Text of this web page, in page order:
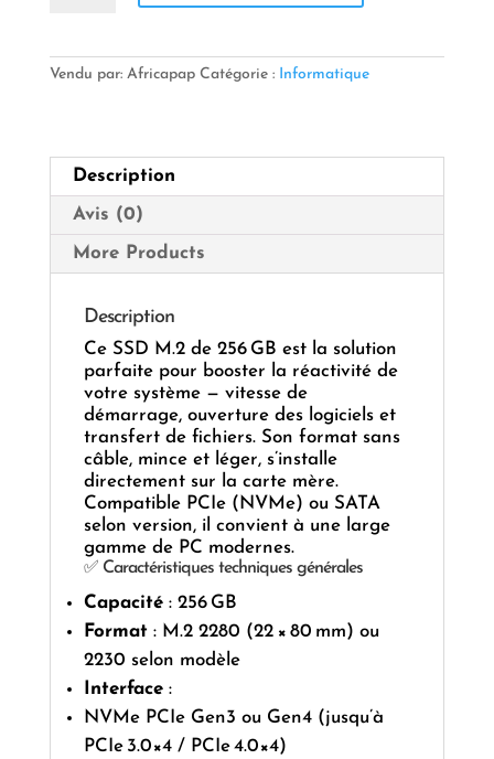
256 GB
&
durable
Vendu par: Africapap Catégorie : Informatique
Description
Avis (0)
More Products
Description
Ce SSD M.2 de 256 GB est la solution
parfaite pour booster la réactivité de
votre système — vitesse de
démarrage, ouverture des logiciels et
transfert de fichiers. Son format sans
câble, mince et léger, s’installe
directement sur la carte mère.
Compatible PCIe (NVMe) ou SATA
selon version, il convient à une large
gamme de PC modernes.
✅ Caractéristiques techniques générales
Capacité: 256 GB
Format: M.2 2280 (22 × 80 mm) ou
2230 selon modèle
Interface:
NVMe PCIe Gen3 ou Gen4 (jusqu’à
PCIe 3.0×4 / PCIe 4.0×4)